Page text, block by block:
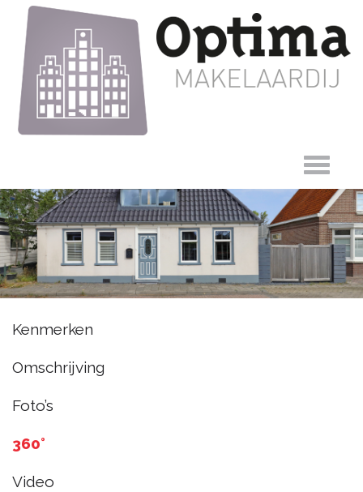
Oosteinde 126,
Berkhout
€ 450.000
Kenmerken
Omschrijving
Foto’s
360°
Video